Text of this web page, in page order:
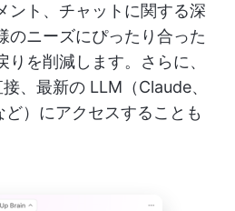
ント、チャットに関する深
のニーズにぴったり合った
りを削減します。さらに、
、最新の LLM（Claude、
）にアクセスすることも